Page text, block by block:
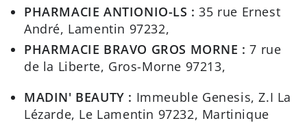
PHARMACIE ANTIONIO-LS :35 rue Ernest
André, Lamentin 97232,
PHARMACIE BRAVO GROS MORNE : 7 rue
de la Liberte, Gros-Morne 97213,
MADIN' BEAUTY : Immeuble Genesis, Z.I La
Lézarde, Le Lamentin 97232, Martinique